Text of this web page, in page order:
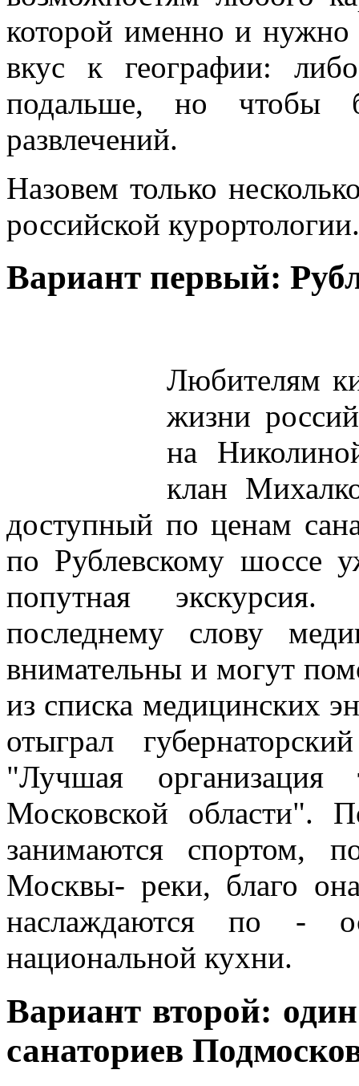
которой именно и
вкус к географии:
подальше, но чтобы
развлечений.
Назовем только
российской курортологии.
Вариант первый:
Любителям
жизни
на
клан
доступный по ценам
по Рублевскому шоссе
попутная
последнему слову
внимательны и могут
из списка медицинских
отыграл
"Лучшая организация
Московской области".
занимаются спортом,
Москвы- реки, благо
наслаждаются по -
национальной кухни.
Вариант второй:
санаториев